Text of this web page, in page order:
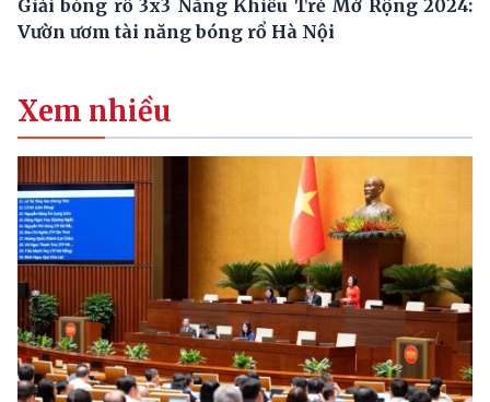
Giải bóng rổ 3x3 Năng Khiếu Trẻ Mở Rộng 2024:
Vườn ươm tài năng bóng rổ Hà Nội
Xem nhiều